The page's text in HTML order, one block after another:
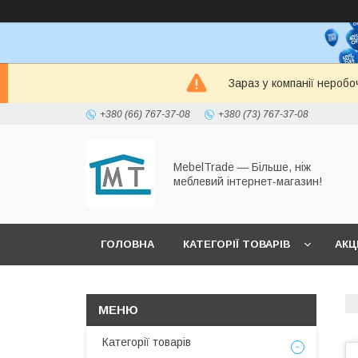
Зараз у компанії
+380 (66) 767-37-08 +380 (73) 767-37-08
MebelTrade — Більше, ніж
меблевий інтернет-магазин!
ГОЛОВНА КАТЕГОРІЇ ТОВАРІВ
Категорії товарів